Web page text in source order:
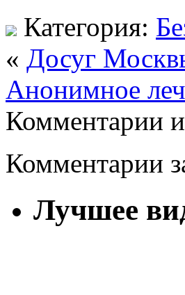
Категория:
« Досуг
Анонимное
Комментарии
Комментарии
Лучшее